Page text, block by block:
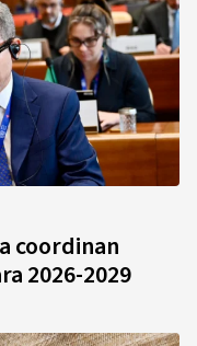
coordinan
2026-2029